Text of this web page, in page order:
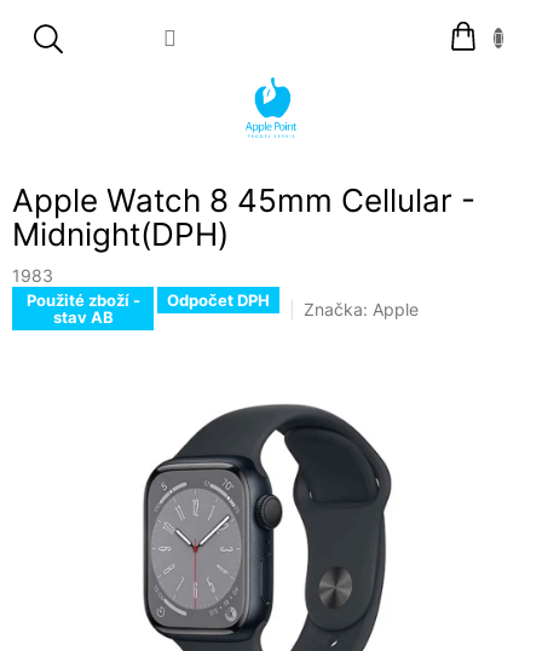
Nákupní
košík
Apple Watch 8 45mm Cellular -
Midnight(DPH)
1983
Použité zboží -
stav AB
Odpočet DPH Značka: Apple